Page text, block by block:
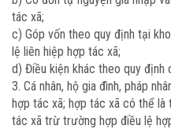
tác xã;
c) Góp vốn theo quy định tại
lệ liên hiệp hợp tác xã;
d) Điều kiện khác theo quy định
3. Cá nhân, hộ gia đình, pháp
hợp tác xã; hợp tác xã có thể là
tác xã trừ trường hợp điều lệ